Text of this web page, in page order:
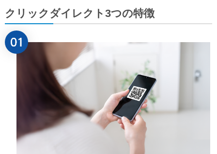
クリックダイレクト3つの特徴